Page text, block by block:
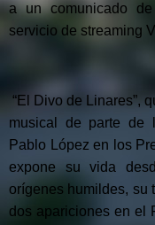
a un comunicado de
servicio de streaming
“El Divo de Linares”,
musical de parte de
Pablo López en los
expone su vida
orígenes humildes, su
dos apariciones en el